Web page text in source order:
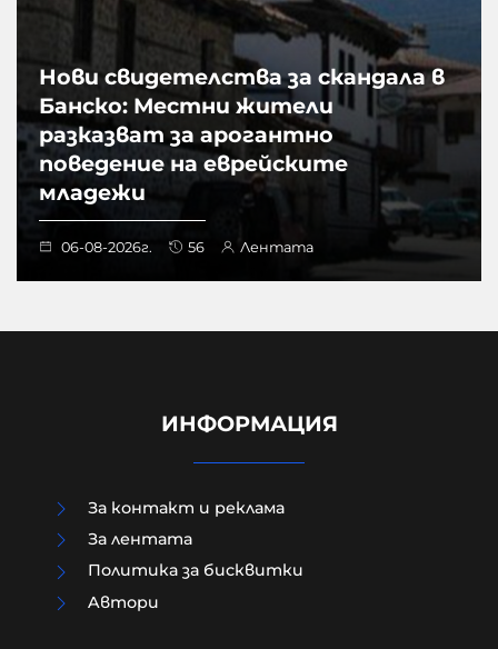
Нови свидетелства за скандала в
Банско: Местни жители
разказват за арогантно
поведение на еврейските
младежи
06-08-2026г. 56 Лентата
Сенатска комисия праща Антъни
ИНФОРМАЦИЯ
За контакт и реклама
За лентата
Политика за бисквитки
Aвтори